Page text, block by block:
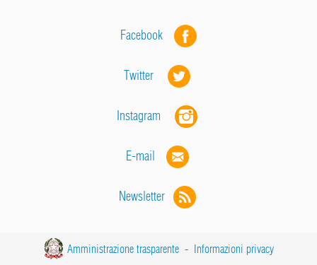
Facebook
Twitter
Instagram
E-mail
Newsletter
Amministrazione trasparente - Informazioni privacy